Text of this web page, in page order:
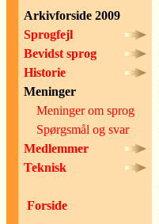
Arkivforside 2009
Sprogfejl
Bevidst sprog
Historie
Meninger
Meninger om sprog
Spørgsmål og svar
Medlemmer
Teknisk
Forside